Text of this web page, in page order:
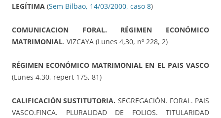
LEGÍTIMA (Sem Bilbao, 14/03/2000, caso 8)
COMUNICACION FORAL. RÉGIMEN ECONÓMICO
MATRIMONIAL. VIZCAYA (Lunes 4,30, nº 228, 2)
RÉGIMEN ECONÓMICO MATRIMONIAL EN EL PAIS VASCO
(Lunes 4,30, repert 175, 81)
CALIFICACIÓN SUSTITUTORIA. SEGREGACIÓN. FORAL. PAIS
VASCO.FINCA. PLURALIDAD DE FOLIOS. TITULARIDAD